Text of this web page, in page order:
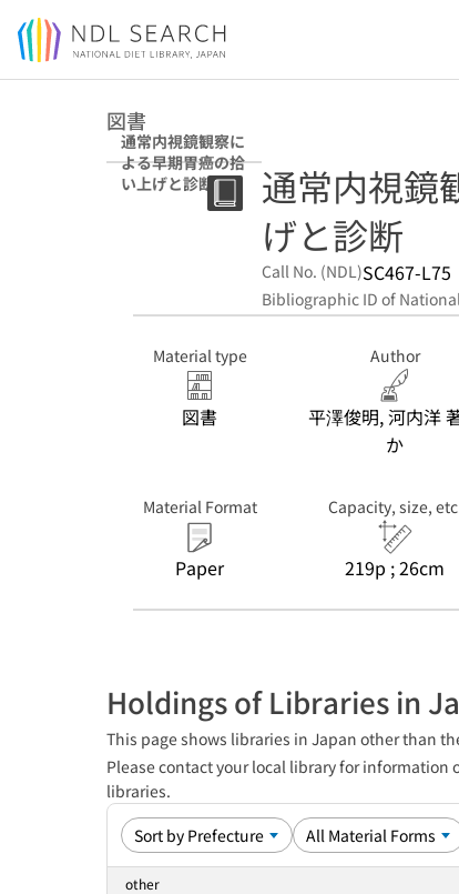
Jump to main content
図書
通常内視鏡観察に
よる早期胃癌の拾
い上げと診断
通常内視鏡
げと診断
Call No. (NDL)SC467-L75
Bibliographic ID of
Material type
図書
Author
平澤俊明, 河内洋
か
Material Format
Paper
Capacity, size,
219p ; 26cm
Holdings of Libraries in
This page shows libraries in Japan other than
Please contact your local library for
libraries.
other